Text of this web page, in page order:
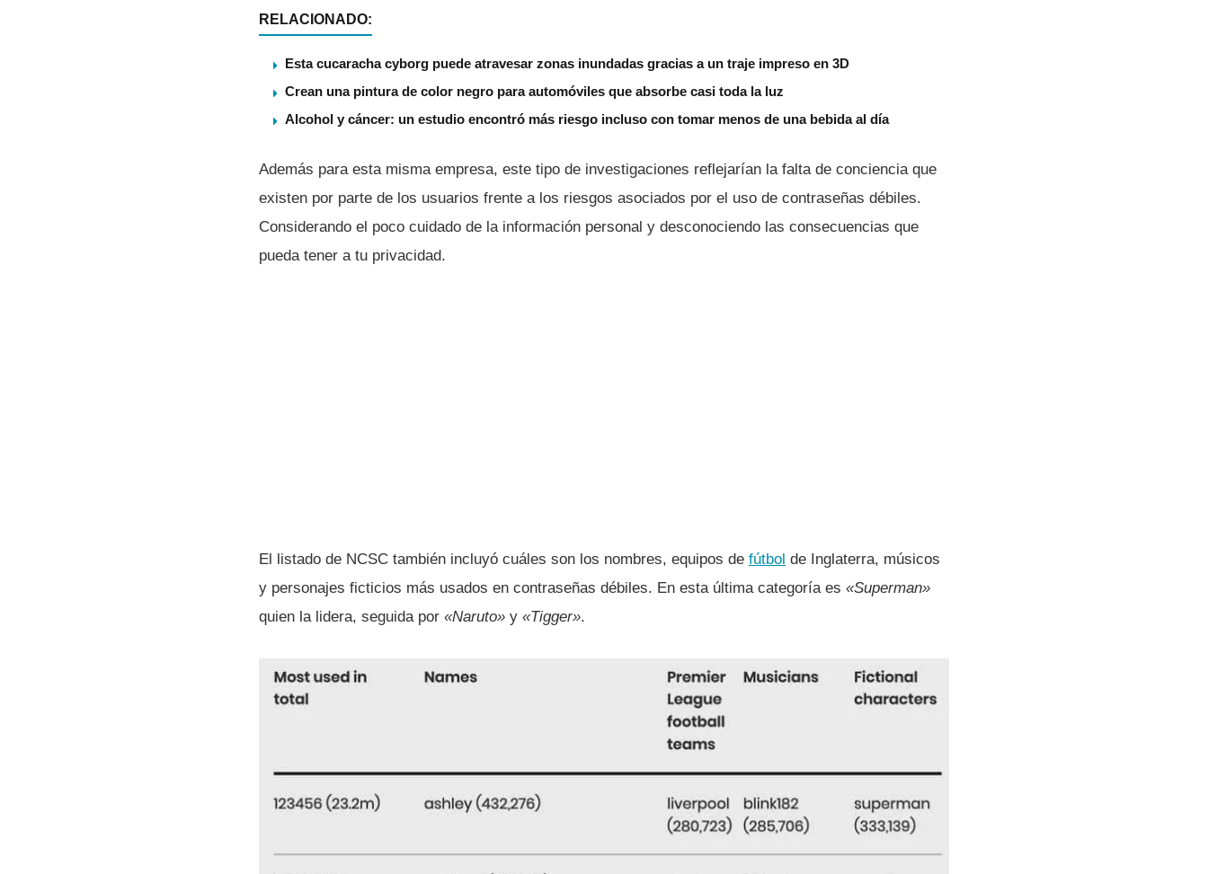
RELACIONADO:
Esta cucaracha cyborg puede atravesar zonas inundadas gracias a un traje impreso en 3D
Crean una pintura de color negro para automóviles que absorbe casi toda la luz
Alcohol y cáncer: un estudio encontró más riesgo incluso con tomar menos de una bebida al día
Además para esta misma empresa, este tipo de investigaciones reflejarí­an la falta de conciencia que
existen por parte de los usuarios frente a los riesgos asociados por el uso de contraseñas débiles.
Considerando el poco cuidado de la información personal y desconociendo las consecuencias que
pueda tener a tu privacidad.
El listado de NCSC también incluyó cuáles son los nombres, equipos de fútbol de Inglaterra, músicos
y personajes ficticios más usados en contraseñas débiles. En esta última categorí­a es «Superman»
quien la lidera, seguida por «Naruto» y «Tigger».